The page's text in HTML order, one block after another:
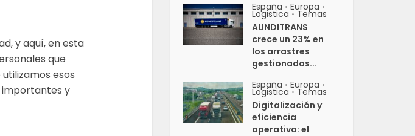
y aquí, en esta
que
esos
importantes y
España • Europa •
Logistica • Temas
AUNDITRANS
crece un 23% en
los arrastres
gestionados...
España • Europa •
Logistica • Temas
Digitalización y
eficiencia
operativa: el